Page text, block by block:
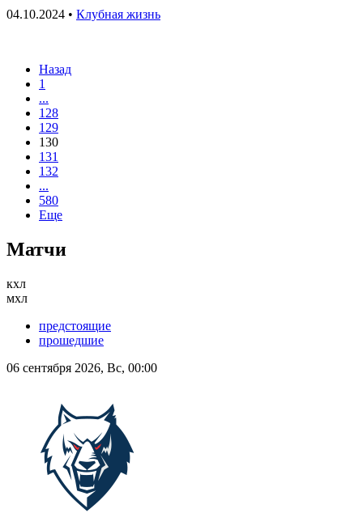
04.10.2024 • Клубная жизнь
Назад
1
...
128
129
130
131
132
...
580
Еще
Матчи
кхл
мхл
предстоящие
прошедшие
06 сентября 2026, Вс, 00:00